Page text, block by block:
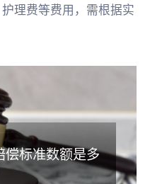
理费等费用，需根据实
偿标准数额是多